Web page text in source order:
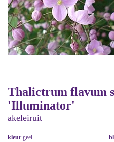
Thalictrum flavum
'Illuminator'
akeleiruit
kleur geel